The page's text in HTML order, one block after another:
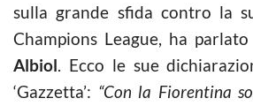
sulla grande sfida contro la
Champions League, ha
Albiol. Ecco le sue
‘Gazzetta’: “Con la Fiorentina